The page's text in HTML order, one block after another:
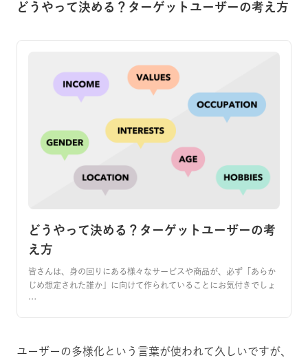
どうやって決める？ターゲットユーザーの考え方
どうやって決める？ターゲットユーザーの考
え方
皆さんは、身の回りにある様々なサービスや商品が、必ず「あらか
じめ想定された誰か」に向けて作られていることにお気付きでしょ
…
ユーザーの多様化という言葉が使われて久しいですが、